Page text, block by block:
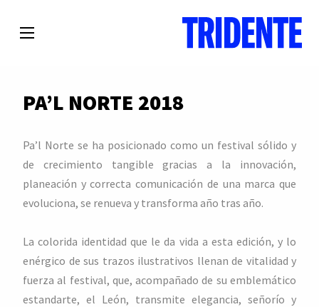
PA’L NORTE 2018
Pa’l Norte se ha posicionado como un festival sólido y
de crecimiento tangible gracias a la innovación,
planeación y correcta comunicación de una marca que
evoluciona, se renueva y transforma año tras año.
La colorida identidad que le da vida a esta edición, y lo
enérgico de sus trazos ilustrativos llenan de vitalidad y
fuerza al festival, que, acompañado de su emblemático
estandarte, el León, transmite elegancia, señorío y